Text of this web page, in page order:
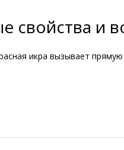
свойства и
икра вызывает